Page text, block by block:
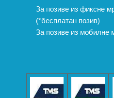
За позиве из фиксне
(*бесплатан позив)
За позиве из мобилне